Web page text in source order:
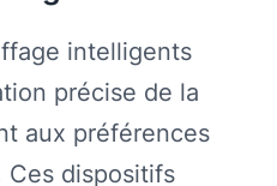
intelligents
précise de la
aux préférences
Ces dispositifs